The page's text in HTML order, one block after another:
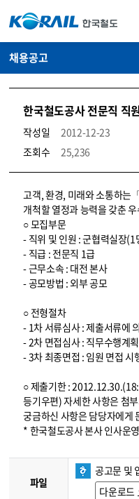
채용공고
한국철도공사 전문직 직
작성일
2012-12-23
조회수
25,236
코레일소개_경영공시_채용공고 상세보기 – 내용, 파일, 담당자 연락처로 구성
고객, 환경, 미래와 소통하는
개척할 열정과 능력을 갖춘
○ 모집부문
- 직위 및 인원 : 군협력실장(1
- 직급 : 전문직 1급
- 근무소속 : 대전 본사
- 공모방법 : 외부 공모
○ 전형절차
- 1차 서류심사 : 제출서류에
- 2차 면접심사 : 직무수행계
- 3차 최종면접 : 임원 면접 시
○ 제출기한 :
등기우편) 자세한 사항은 첨
궁금하신 사항은 담당자에게
* 한국철도공사 본사 인사
파일
공고문 및
다운로드